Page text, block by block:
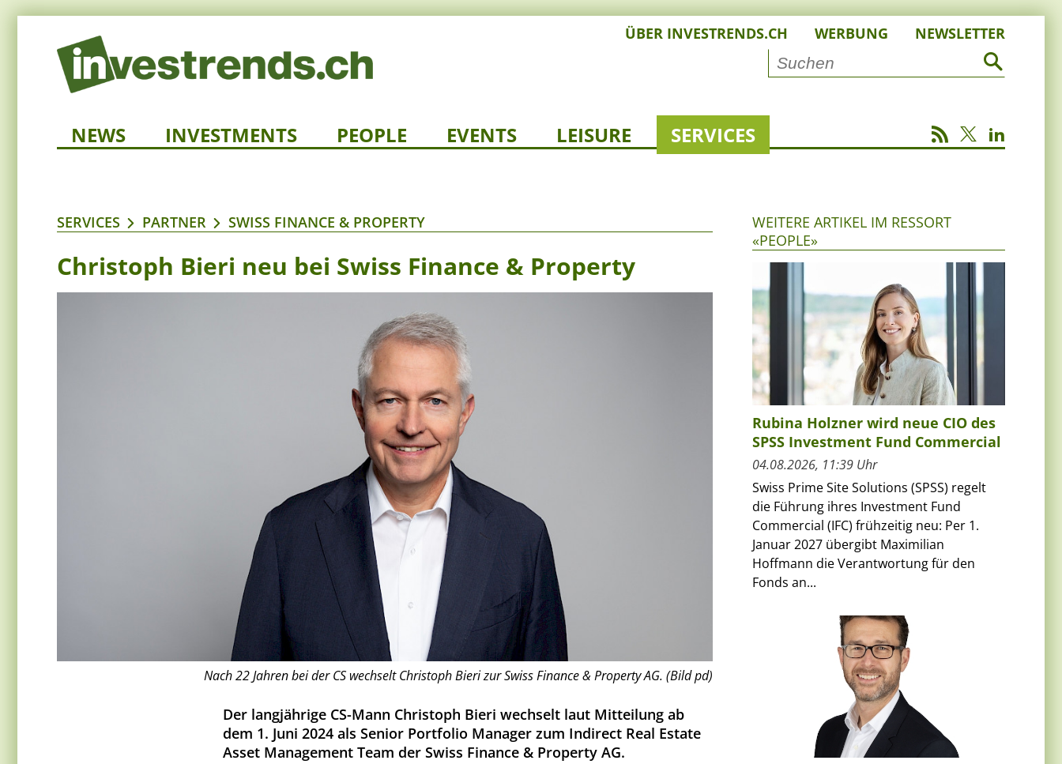
ÜBER INVESTRENDS.CH WERBUNG NEWSLETTER
NEWS INVESTMENTS PEOPLE EVENTS LEISURE SERVICES
SERVICES PARTNER SWISS FINANCE & PROPERTY
Christoph Bieri neu bei Swiss Finance & Property
Nach 22 Jahren bei der CS wechselt Christoph Bieri zur Swiss Finance & Property AG. (Bild pd)
Der langjährige CS-Mann Christoph Bieri wechselt laut Mitteilung ab
dem 1. Juni 2024 als Senior Portfolio Manager zum Indirect Real Estate
Asset Management Team der Swiss Finance & Property AG.
WEITERE ARTIKEL IM RESSORT
«PEOPLE»
Rubina Holzner wird neue CIO des
SPSS Investment Fund Commercial
04.08.2026, 11:39 Uhr
Swiss Prime Site Solutions (SPSS) regelt
die Führung ihres Investment Fund
Commercial (IFC) frühzeitig neu: Per 1.
Januar 2027 übergibt Maximilian
Hoffmann die Verantwortung für den
Fonds an...